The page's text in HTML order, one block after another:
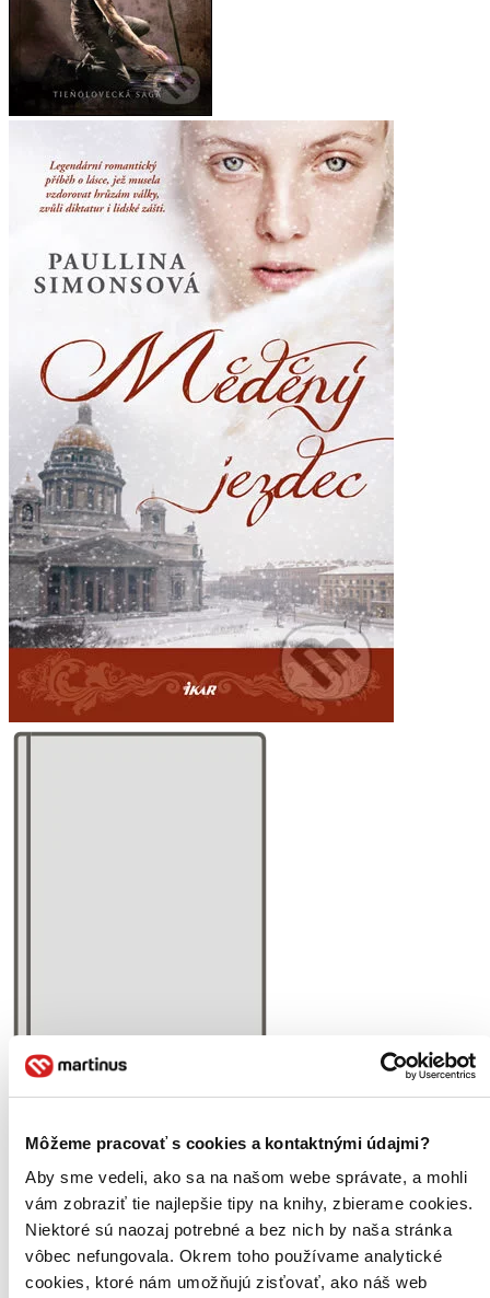
Môžeme pracovať s cookies a kontaktnými údajmi?
Aby sme vedeli, ako sa na našom webe správate, a mohli
vám zobraziť tie najlepšie tipy na knihy, zbierame cookies.
Niektoré sú naozaj potrebné a bez nich by naša stránka
vôbec nefungovala. Okrem toho používame analytické
cookies, ktoré nám umožňujú zisťovať, ako náš web
Moje aktivity
Eliška Kolorédyovánapísala recenziu
01.09.2024 09:13
Jedným slovom DOKONALOSŤ :)
Vďaka autorským knižným štafetám spoznávam knižky autorov, ku